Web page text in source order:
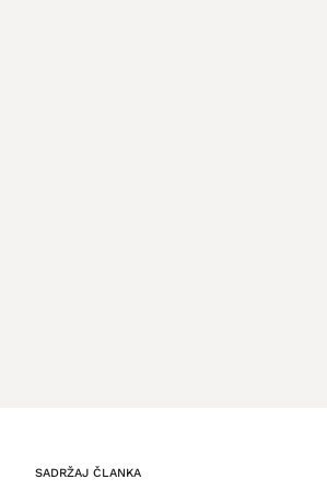
SADRŽAJ ČLANKA